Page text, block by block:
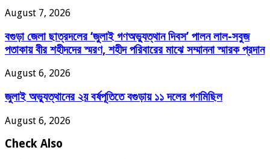
August 7, 2026
বগুড়া জেলা ছাত্রদলের ‘জুলাই গণঅভ্যুত্থান দিবস’ পালন লাল-সবুজ
পতাকায় বীর শহীদদের স্মরণ, শহীদ পরিবারের মাঝে সম্মাননা স্মারক প্রদান
August 6, 2026
জুলাই অভ্যুত্থানের ২য় বর্ষপূতিতে বগুড়ায় ১১ দলের গণমিছিল
August 6, 2026
Check Also